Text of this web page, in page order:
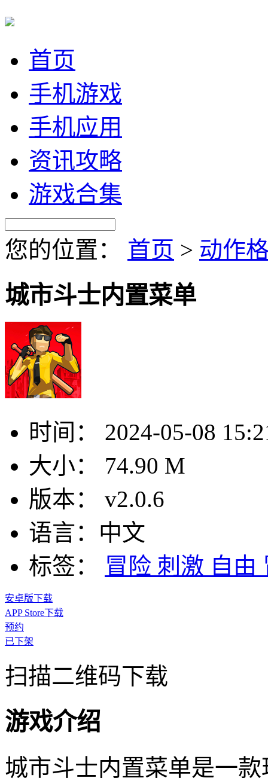
首页
手机游戏
手机应用
资讯攻略
游戏合集
您的位置： 首页 > 动作
城市斗士内置菜单
时间：
2024-05-08
大小：
74.90 M
版本：
v2.0.6
语言： 中文
标签：
冒险 刺激 自由
安卓版下载
APP Store下载
预约
已下架
扫描二维码下载
游戏介绍
城市斗士内置菜单是一